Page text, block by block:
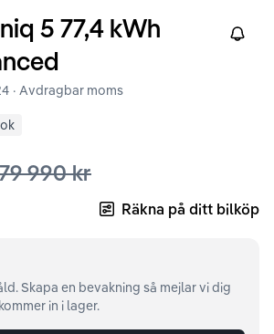
5 77,4 kWh
Right
· Avdragbar moms
990 kr
loan example Räkna på ditt bilköp
Skapa en bevakning så mejlar vi dig
in i lager.